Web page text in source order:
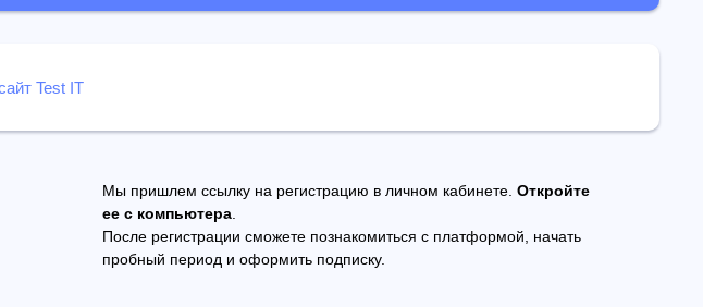
Test IT
Мы пришлем ссылку на регистрацию в личном кабинете. Откройте
ее с компьютера
После регистрации сможете познакомиться с платформой, начать
пробный период и оформить подписку.